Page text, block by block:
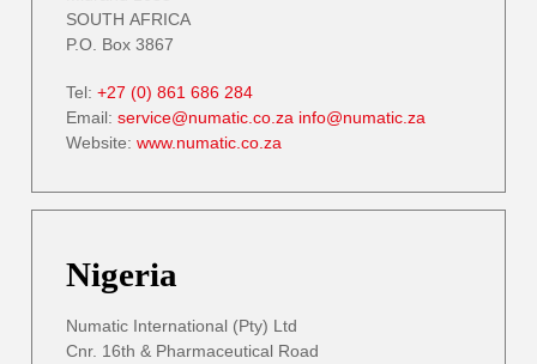
SOUTH AFRICA
P.O. Box 3867
Tel: +27 (0) 861 686 284
Email: service@numatic.co.za info@numatic.za
Website: www.numatic.co.za
Nigeria
Numatic International (Pty) Ltd
Cnr. 16th & Pharmaceutical Road